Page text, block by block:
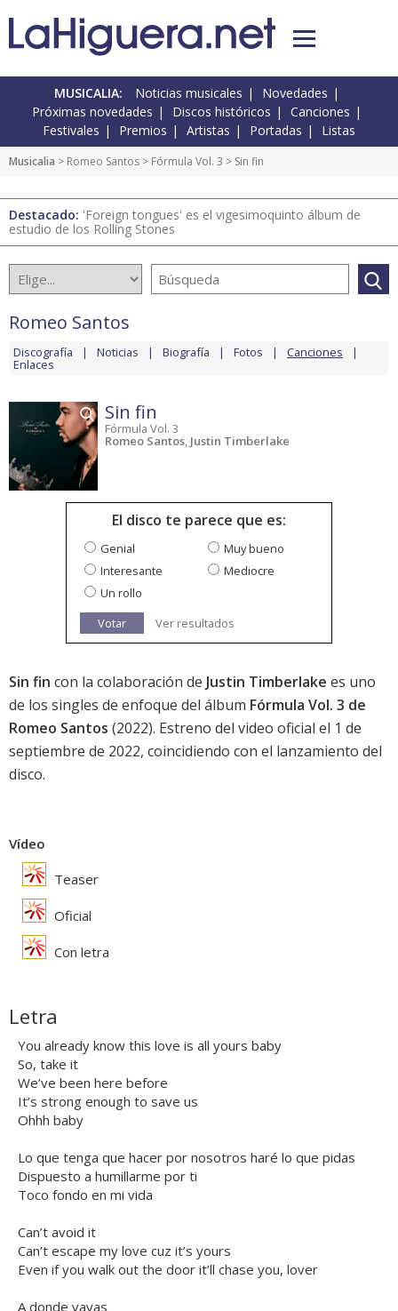
MUSICALIA: Noticias musicales
Novedades
Próximas novedades
Discos históricos
Canciones
Festivales
Premios Artistas Portadas Listas
Musicalia > Romeo Santos > Fórmula Vol. 3 > Sin fin
Destacado: 'Foreign tongues' es el vigesimoquinto álbum de
estudio de los Rolling Stones
Romeo Santos
Discografía Noticias Biografía Fotos Canciones
Enlaces
Sin fin
Fórmula Vol. 3
Romeo Santos, Justin Timberlake
El disco te parece que es:
Genial
Muy bueno
Interesante
Mediocre
Un rollo
Votar
Ver resultados
Sin fin con la colaboración de Justin Timberlake es uno
de los singles de enfoque del álbum Fórmula Vol. 3 de
Romeo Santos (2022). Estreno del video oficial el 1 de
septiembre de 2022, coincidiendo con el lanzamiento del
disco.
Vídeo
Teaser
Oficial
Con letra
Letra
You already know this love is all yours baby
So, take it
We’ve been here before
It’s strong enough to save us
Ohhh baby
Lo que tenga que hacer por nosotros haré lo que pidas
Dispuesto a humillarme por ti
Toco fondo en mi vida
Can’t avoid it
Can’t escape my love cuz it’s yours
Even if you walk out the door it’ll chase you, lover
A donde vayas